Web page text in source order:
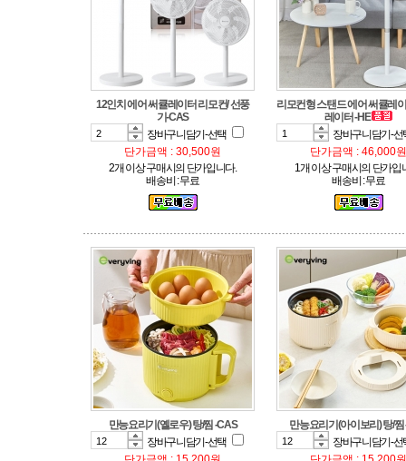
기-CAS
장바구니담기-선택
단가금액 : 30,500원
2개 이상 구매시의 단가입니다.
배송비 : 무료
레이터 -HE
장바구니담기-
단가금액 : 46,000원
1개 이상 구매시의 단가입
배송비 : 무료
만능요리기(옐로우) 탕/찜 -CAS
장바구니담기-선택
만능요리기(아이보리) 탕/찜
장바구니담기-